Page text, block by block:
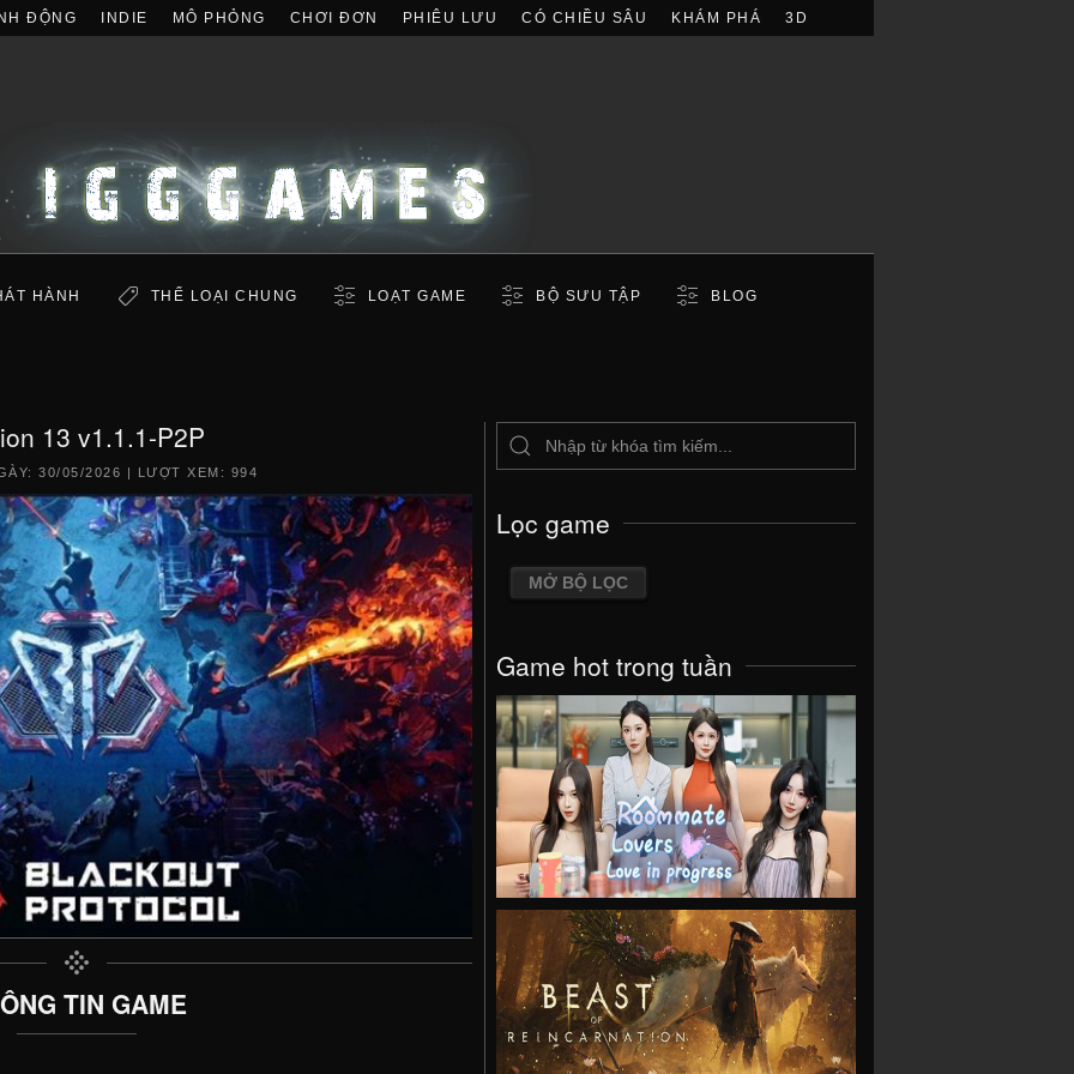
ĐỘNG INDIE MÔ PHỎNG CHƠI ĐƠN PHIÊU LƯU CÓ CHIỀU SÂU KHÁM PHÁ 3D
HÀNH THỂ LOẠI CHUNG LOẠT GAME BỘ SƯU TẬP BLOG
13 v1.1.1-P2P
30/05/2026 | LƯỢT XEM: 994
TIN GAME
Lọc game
MỞ BỘ LỌC
Game hot trong tuần
VIEW
VIEW